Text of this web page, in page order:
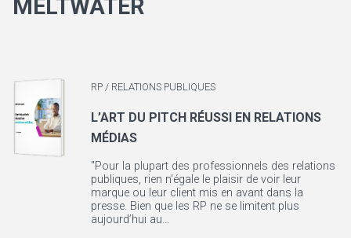
MELTWATER
RP / RELATIONS PUBLIQUES
L’ART DU PITCH RÉUSSI EN RELATIONS
MÉDIAS
"Pour la plupart des professionnels des relations
publiques, rien n'égale le plaisir de voir leur
marque ou leur client mis en avant dans la
presse. Bien que les RP ne se limitent plus
aujourd’hui au...